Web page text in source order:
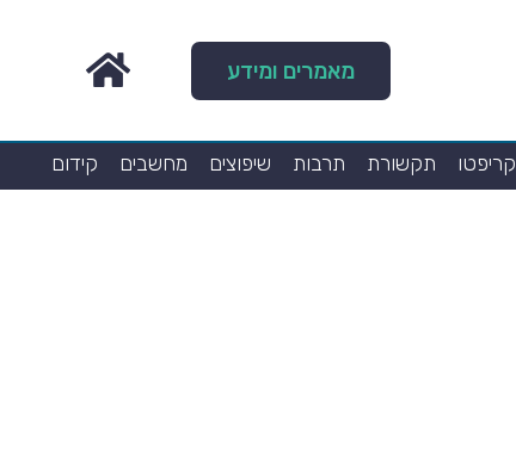
מאמרים ומידע
קריפטו תקשורת תרבות שיפוצים מחשבים קידום